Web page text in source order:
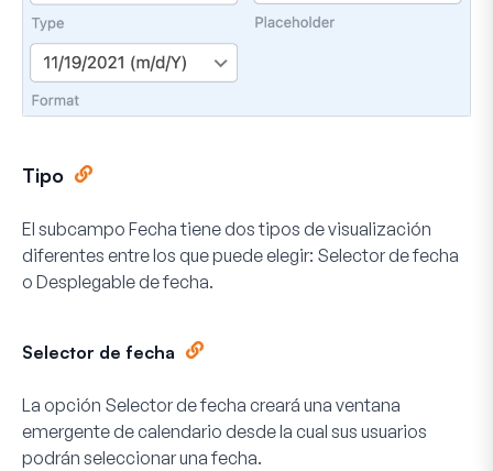
Tipo
El subcampo Fecha tiene dos tipos de visualización
diferentes entre los que puede elegir: Selector de fecha
o Desplegable de fecha.
Selector de fecha
La opción Selector de fecha creará una ventana
emergente de calendario desde la cual sus usuarios
podrán seleccionar una fecha.